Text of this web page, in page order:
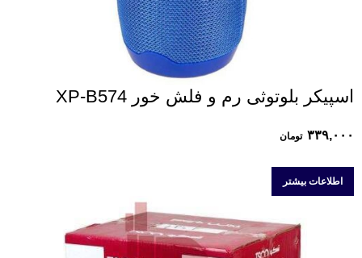
اسپیکر بلوتوثی رم و فلش خور XP-B574
۳۳۹,۰۰۰ تومان
اطلاعات بیشتر